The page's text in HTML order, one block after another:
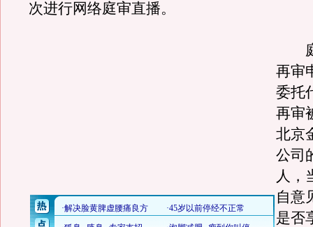
次进行网络庭审直播。
庭
再审
委托
再审
北京
公司
人，
自意
是否